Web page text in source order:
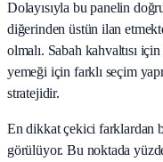
Dolayısıyla bu panelin
diğerinden üstün ilan
olmalı. Sabah kahvaltısı
yemeği için farklı seçim
stratejidir.
En dikkat çekici
görülüyor. Bu noktada